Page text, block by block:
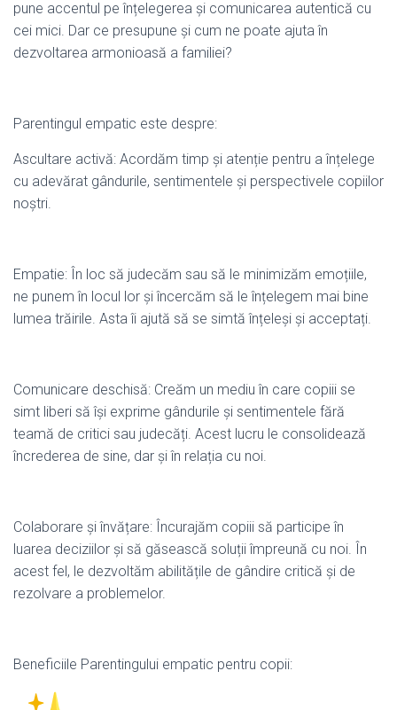
pune accentul pe înțelegerea și comunicarea autentică cu
cei mici. Dar ce presupune și cum ne poate ajuta în
dezvoltarea armonioasă a familiei?
Parentingul empatic este despre:
Ascultare activă: Acordăm timp și atenție pentru a înțelege
cu adevărat gândurile, sentimentele și perspectivele copiilor
noștri.
Empatie: În loc să judecăm sau să le minimizăm emoțiile,
ne punem în locul lor și încercăm să le înțelegem mai bine
lumea trăirile. Asta îi ajută să se simtă înțeleși și acceptați.
Comunicare deschisă: Creăm un mediu în care copiii se
simt liberi să își exprime gândurile și sentimentele fără
teamă de critici sau judecăți. Acest lucru le consolidează
încrederea de sine, dar și în relația cu noi.
Colaborare și învățare: Încurajăm copiii să participe în
luarea deciziilor și să găsească soluții împreună cu noi. În
acest fel, le dezvoltăm abilitățile de gândire critică și de
rezolvare a problemelor.
Beneficiile Parentingului empatic pentru copii: